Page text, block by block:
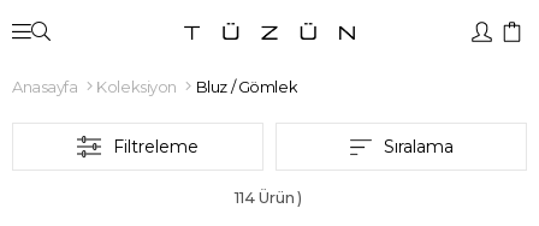
Anasayfa Koleksiyon Bluz / Gömlek
Filtreleme Sıralama
114 Ürün